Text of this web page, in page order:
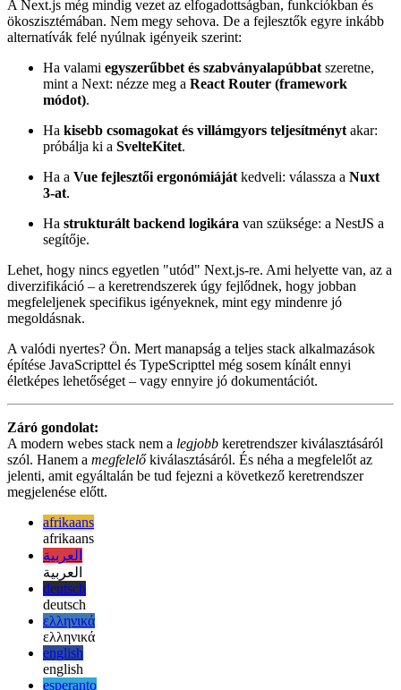
Ez a kérdés, ugye?
ökoszisztémában. Nem megy sehova. De a fejlesztők egyre inkább
alternatívák felé nyúlnak igényeik szerint:
mint a Next: nézze meg aReact Router (framework
módot).
Ha kisebb csomagokat és villámgyors teljesítményt akar:
próbálja ki a
Ha aVue fejlesztői ergonómiájátkedveli: válassza aNuxt
3-at.
Hastrukturált backend logikáravan szüksége: a NestJS a
segítője.
Lehet, hogy nincs egyetlen "utód" Next.js-re. Ami helyette van, az a
megfeleljenek specifikus igényeknek, mint egy mindenre jó
megoldásnak.
életképes lehetőséget – vagy ennyire jó dokumentációt.
Záró gondolat:
A modern webes stack nem a
jelenti, amit egyáltalán be tud fejezni a következő keretrendszer
megjelenése előtt.
afrikaans
afrikaans
العربية
العربية
deutsch
deutsch
ελληνικά